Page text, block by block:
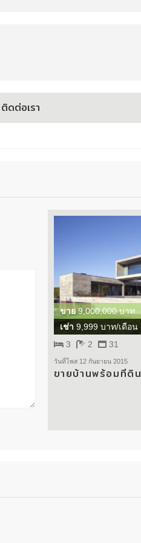
ติดต่อเรา
เช่า 9,999 บาท/เดือน
ขาย9,000,000 บาท
3 2 31
วันที่โพส 12 กันยายน 2015
ขายบ้านพร้อมที่ดิน